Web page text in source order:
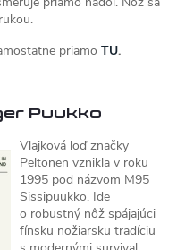
priamo TU.
Puukko
Vlajková loď značky
Peltonen vznikla v roku
1995 pod názvom M95
Sissipuukko. Ide
o robustný nôž spájajúci
fínsku nožiarsku tradíciu